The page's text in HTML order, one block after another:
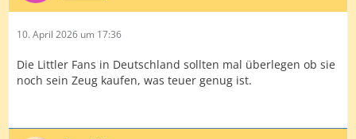
10. April 2026 um 17:36
Die Littler Fans in Deutschland sollten mal überlegen ob sie
noch sein Zeug kaufen, was teuer genug ist.